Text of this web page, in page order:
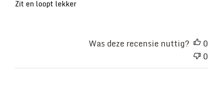
Zit en loopt lekker
Was deze recensie nuttig?
0
0